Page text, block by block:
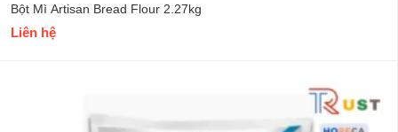
Bột Mì Artisan Bread Flour 2.27kg
Liên hệ